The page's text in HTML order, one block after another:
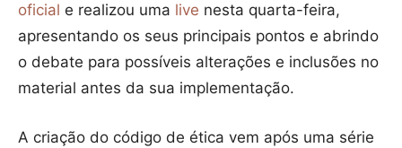
oficial e realizou uma live nesta quarta-feira,
apresentando os seus principais pontos e abrindo
o debate para possíveis alterações e inclusões no
material antes da sua implementação.
A criação do código de ética vem após uma série